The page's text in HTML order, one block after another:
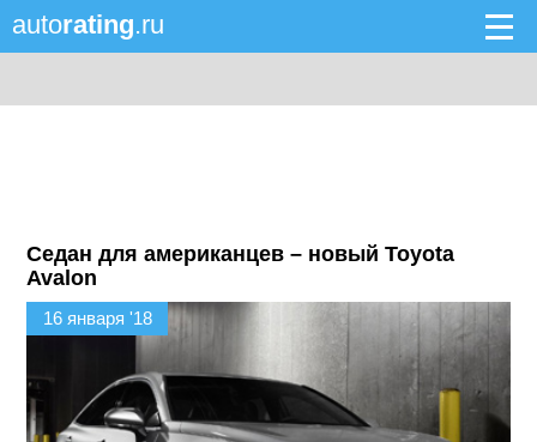
autorating.ru
Седан для американцев – новый Toyota
Avalon
16 января '18